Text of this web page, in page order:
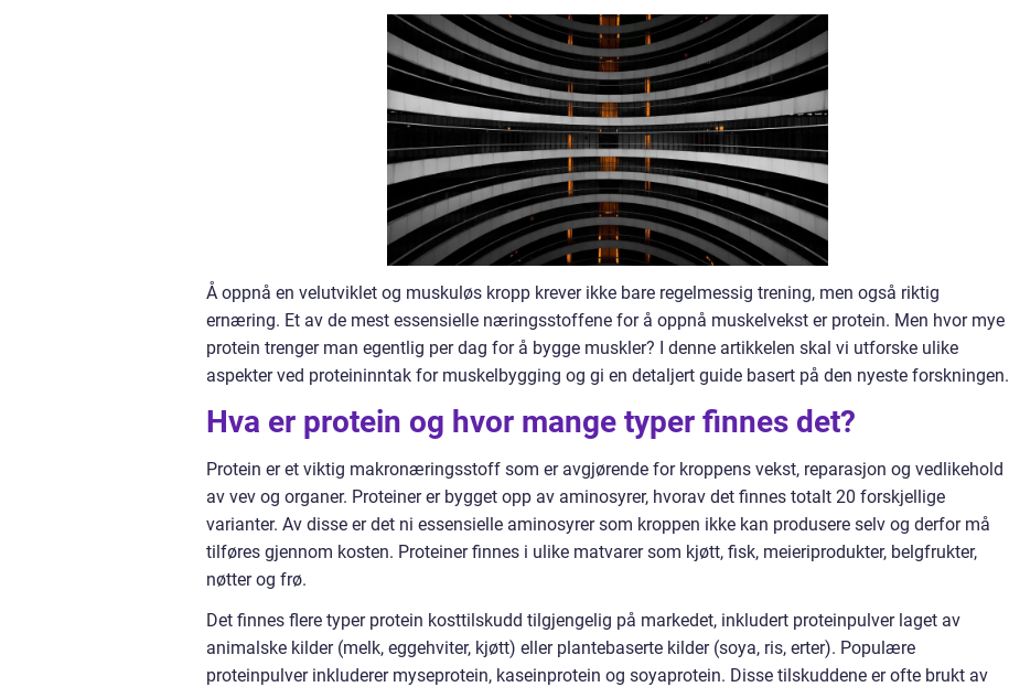
Å oppnå en velutviklet og muskuløs kropp krever ikke bare regelmessig trening, men også riktig
ernæring. Et av de mest essensielle næringsstoffene for å oppnå muskelvekst er protein. Men hvor mye
protein trenger man egentlig per dag for å bygge muskler? I denne artikkelen skal vi utforske ulike
aspekter ved proteininntak for muskelbygging og gi en detaljert guide basert på den nyeste forskningen.
Hva er protein og hvor mange typer finnes det?
Protein er et viktig makronæringsstoff som er avgjørende for kroppens vekst, reparasjon og vedlikehold
av vev og organer. Proteiner er bygget opp av aminosyrer, hvorav det finnes totalt 20 forskjellige
varianter. Av disse er det ni essensielle aminosyrer som kroppen ikke kan produsere selv og derfor må
tilføres gjennom kosten. Proteiner finnes i ulike matvarer som kjøtt, fisk, meieriprodukter, belgfrukter,
nøtter og frø.
Det finnes flere typer protein kosttilskudd tilgjengelig på markedet, inkludert proteinpulver laget av
animalske kilder (melk, eggehviter, kjøtt) eller plantebaserte kilder (soya, ris, erter). Populære
proteinpulver inkluderer myseprotein, kaseinprotein og soyaprotein. Disse tilskuddene er ofte brukt av